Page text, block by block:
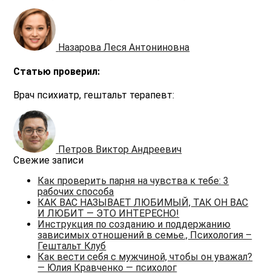
Назарова Леся Антониновна
Статью проверил:
Врач психиатр, гештальт терапевт:
Петров Виктор Андреевич
Свежие записи
Как проверить парня на чувства к тебе: 3
рабочих способа
КАК ВАС НАЗЫВАЕТ ЛЮБИМЫЙ, ТАК ОН ВАС
И ЛЮБИТ — ЭТО ИНТЕРЕСНО!
Инструкция по созданию и поддержанию
зависимых отношений в семье., Психология –
Гештальт Клуб
Как вести себя с мужчиной, чтобы он уважал?
— Юлия Кравченко — психолог